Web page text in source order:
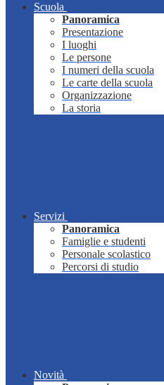
Scuola
Panoramica
Presentazione
I luoghi
Le persone
I numeri della scuola
Le carte della scuola
Organizzazione
La storia
Servizi
Panoramica
Famiglie e studenti
Personale scolastico
Percorsi di studio
Novità